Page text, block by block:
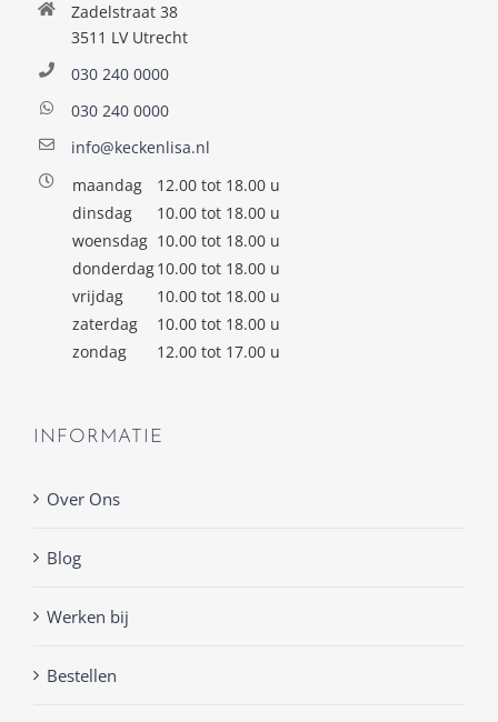
Zadelstraat 38
3511 LV Utrecht
030 240 0000
030 240 0000
info@keckenlisa.nl
maandag
12.00 tot 18.00 u
dinsdag
10.00 tot 18.00 u
woensdag 10.00 tot 18.00 u
donderdag10.00 tot 18.00 u
vrijdag
10.00 tot 18.00 u
zaterdag
10.00 tot 18.00 u
zondag
12.00 tot 17.00 u
INFORMATIE
Over Ons
Blog
Werken bij
Bestellen